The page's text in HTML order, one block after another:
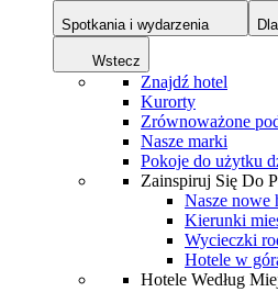
Spotkania i wydarzenia
Wstecz
Znajdź hotel
Kurorty
Zrównoważone
Nasze marki
Pokoje do użytku
Zainspiruj Się Do
Nasze nowe
Kierunki
Wycieczki
Hotele w
Hotele Według